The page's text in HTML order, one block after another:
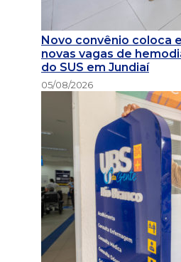
Novo convênio coloca
novas vagas de
do SUS em Jundiaí
05/08/2026